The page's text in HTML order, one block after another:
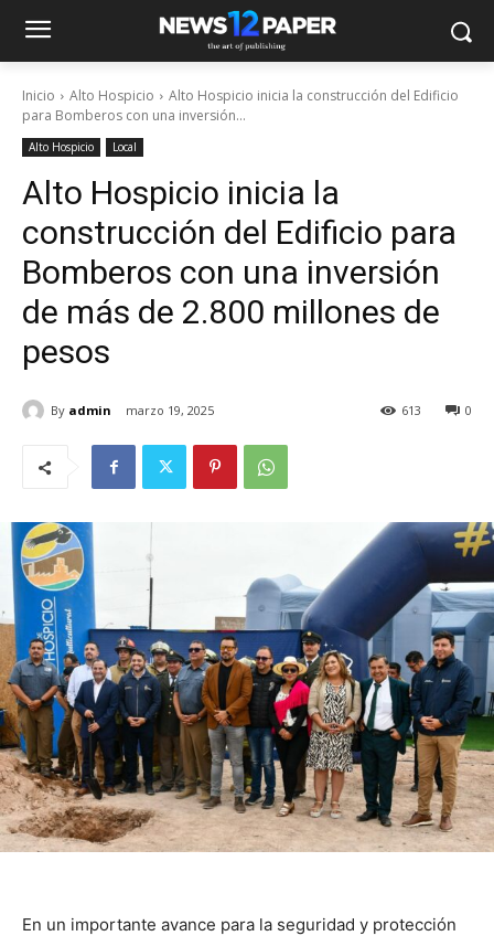
Inicio Alto Hospicio
Alto Hospicio inicia la construcción del Edificio
para Bomberos con una inversión...
Alto Hospicio Local
Alto Hospicio inicia la
construcción del Edificio para
Bomberos con una inversión
de más de 2.800 millones de
pesos
By admin marzo 19, 2025 0
613
En un importante avance para la seguridad y protección